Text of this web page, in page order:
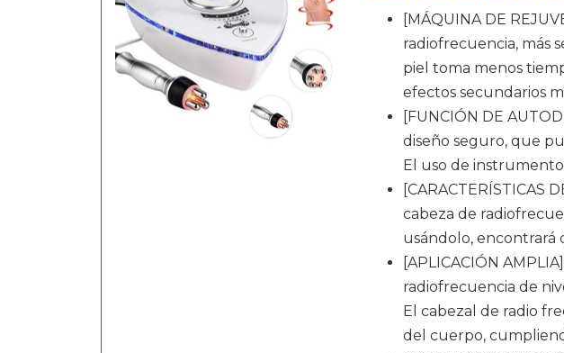
[MÁQUINA DE
radiofrecuencia, más
piel toma menos
efectos secundarios
[FUNCIÓN DE
diseño seguro, que
El uso de
[CARACTERÍSTICAS
cabeza de
usándolo, encontrará
[APLICACIÓN
radiofrecuencia de
El cabezal de radio
del cuerpo,